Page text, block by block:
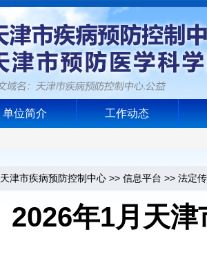
单位简介 工作动态
天津市疾病预防控制中心 >> 信息平台 >> 法定
2026年1月天